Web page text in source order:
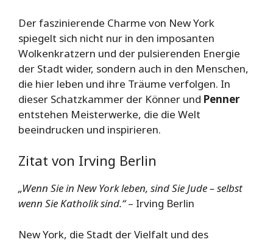
Der faszinierende Charme von New York
spiegelt sich nicht nur in den imposanten
Wolkenkratzern und der pulsierenden Energie
der Stadt wider, sondern auch in den Menschen,
die hier leben und ihre Träume verfolgen. In
dieser Schatzkammer der Könner und Penner
entstehen Meisterwerke, die die Welt
beeindrucken und inspirieren.
Zitat von Irving Berlin
„Wenn Sie in New York leben, sind Sie Jude – selbst
wenn Sie Katholik sind.“– Irving Berlin
New York, die Stadt der Vielfalt und des